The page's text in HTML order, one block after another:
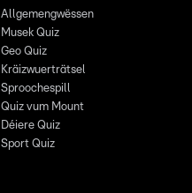
Allgemengwëssen
Musek Quiz
Geo Quiz
Kräizwuerträtsel
Sproochespill
Quiz vum Mount
Déiere Quiz
Sport Quiz